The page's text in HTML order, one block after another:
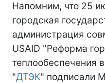
Напомним, что 25
городская
администрация
USAID "Реформа
теплообеспечения
"ДТЭК" подписали